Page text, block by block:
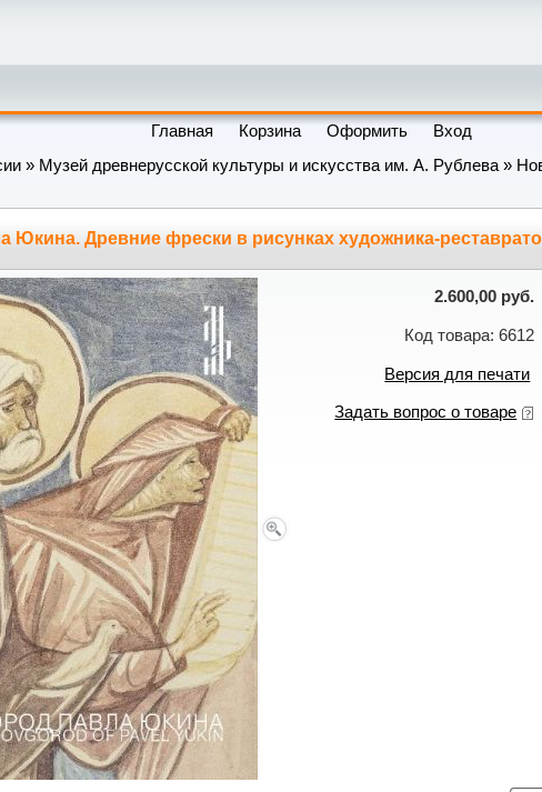
Главная Корзина Оформить
Вход
» Музей древнерусской культуры и искусства им. А. Рублева»
Юкина. Древние фрески в рисунках художника-
2.600,00 руб.
Код товара: 6612
Версия для печати
Задать вопрос о товаре